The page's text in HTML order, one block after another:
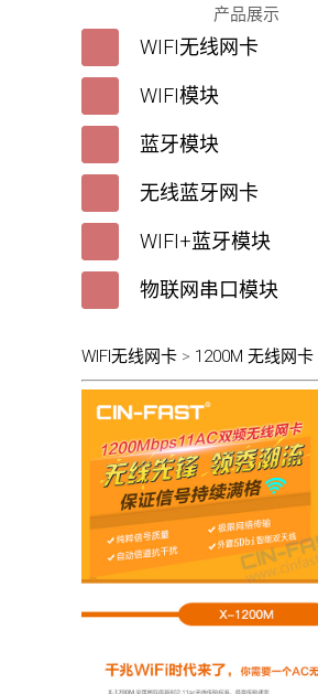
产品展示
WIFI无线网卡
WIFI模块
蓝牙模块
无线蓝牙网卡
WIFI+蓝牙模块
物联网串口模块
WIFI无线网卡 > 1200M 无线网卡